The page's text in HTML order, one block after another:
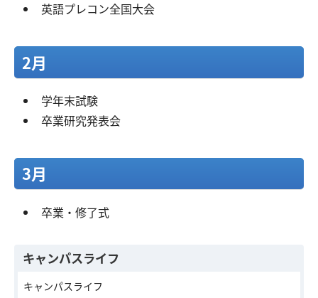
英語プレコン全国大会
2月
学年末試験
卒業研究発表会
3月
卒業・修了式
キャンパスライフ
キャンパスライフ